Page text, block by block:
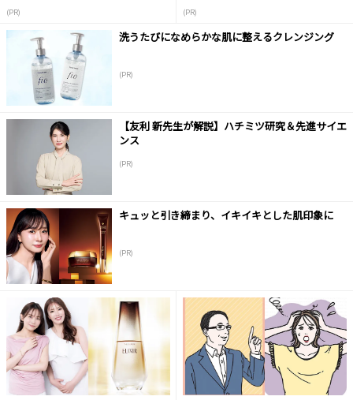
(PR) (PR)
洗うたびになめらかな肌に整えるクレンジング
(PR)
【友利 新先生が解説】ハチミツ研究＆先進サイエ
ンス
(PR)
キュッと引き締まり、イキイキとした肌印象に
(PR)